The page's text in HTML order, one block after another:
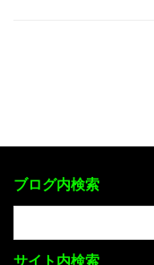
ブログ内検索
サイト内検索